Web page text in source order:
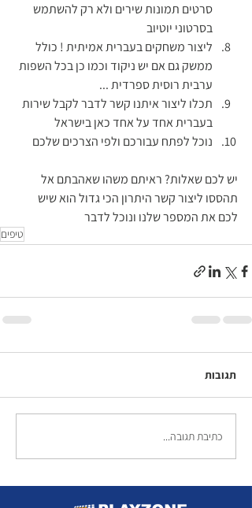
סרטים תמונות שירים ולא רק להשתמש
בסרטוני יוטיוב
ליצור משחקים בעברית אמיתית ! כולל
ממשק גם אם יש ניקוד וכמו כן בכל השפות
ערבית רוסית ספרדית ...
תכלו ליצור איתנו קשר לדבר לקבל שירות
בעברית אחד על אחד כאן בישראל
נוכל לפתח עבורכם ולפי הצרכים שלכם
יש לכם שאלות? ראיתם משהו שאהבתם אל
תהססו ליצור קשר היתרון הכי גדול הוא שיש
לכם את המספר שלנו ונוכל לדבר
טיפים
תגובות
כתיבת תגובה...